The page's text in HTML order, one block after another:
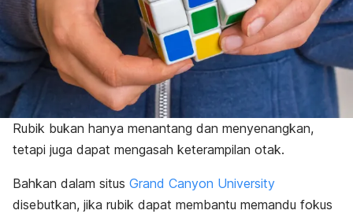
Rubik bukan hanya menantang dan menyenangkan,
tetapi juga dapat mengasah keterampilan otak.
Bahkan dalam situs Grand Canyon University
disebutkan, jika rubik dapat membantu memandu fokus